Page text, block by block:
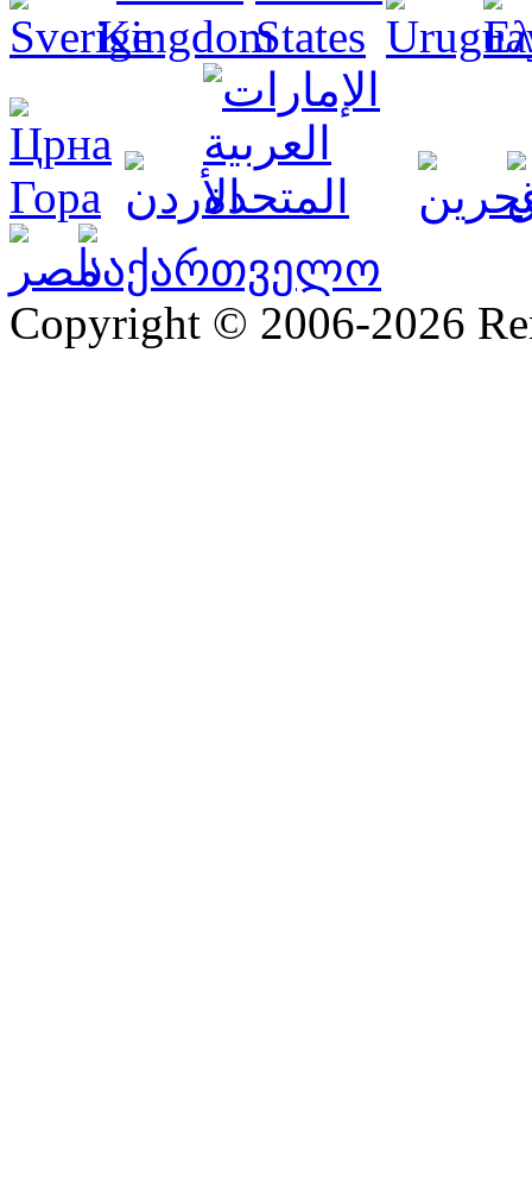
Copyright © 2006-2026